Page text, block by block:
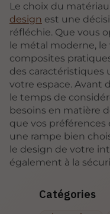
Catégories
Le choix du
design est une
réfléchie. Que vous
le métal moderne,
composites
des
votre espace. Avant
le temps de
besoins en matière
que vos
une rampe bien
le design de votre
également à la